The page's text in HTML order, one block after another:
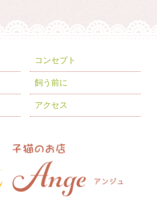
2025年11月
2025年10月(9)
2025年9月(2)
2025年6月(3)
(6)
2025年3月(11)
コンセプト
飼う前に
アクセス